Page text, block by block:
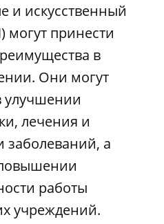
и искусственный
могут принести
в
Они могут
улучшении
лечения и
заболеваний, а
работы
учреждений.